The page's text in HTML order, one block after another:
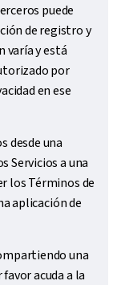
puede
de registro y
varía y está
por
en ese
desde una
Servicios a una
los Términos de
aplicación de
una
acuda a la